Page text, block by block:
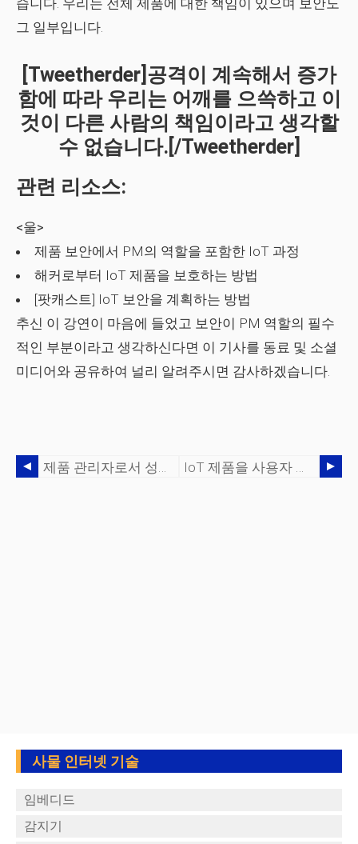
습니다. 우리는 전체 제품에 대한 책임이 있으며 보안도
그 일부입니다.
[tweetherder]공격이 계속해서 증가
함에 따라 우리는 어깨를 으쓱하고 이
것이 다른 사람의 책임이라고 생각할
수 없습니다.[/tweetherder]
관련 리소스:
<울>
제품 보안에서 PM의 역할을 포함한 IoT 과정
해커로부터 IoT 제품을 보호하는 방법
[팟캐스트] IoT 보안을 계획하는 방법
추신 이 강연이 마음에 들었고 보안이 PM 역할의 필수
적인 부분이라고 생각하신다면 이 기사를 동료 및 소셜
미디어와 공유하여 널리 알려주시면 감사하겠습니다.
제품 관리자로서 성장을 탐색하는 방법 IoT 제품을 사용자 정의할 수 있는 4가지 방법
사물 인터넷 기술
임베디드
감지기